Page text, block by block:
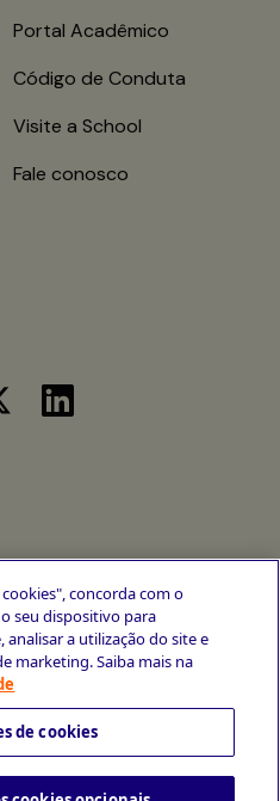
Portal Acadêmico
Código de Conduta
Visite a School
Fale conosco
concorda com o
seu dispositivo para
a utilização do site e
marketing. Saiba mais na
de cookies